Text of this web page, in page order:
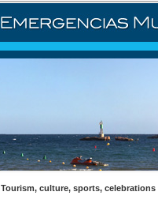
Tourism, culture, sports, celebrations